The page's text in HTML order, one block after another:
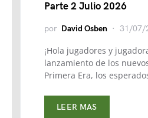
Parte 2 Julio 2026
por David Osben 31/07/
¡Hola jugadores y
lanzamiento de los
Primera Era, los
LEER MAS